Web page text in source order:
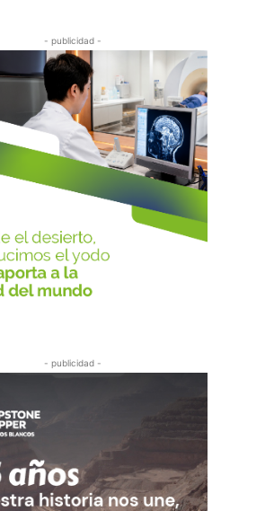
- publicidad -
- publicidad -